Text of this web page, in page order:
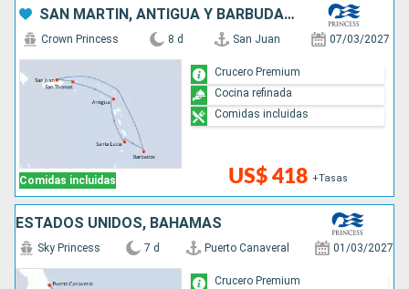
SAN MARTÍN, ANTIGUA Y BARBUDA, SANTA LUCIA, BARBADOS, PUERTO RICO
Comidas incluidas
Crown Princess 8 d San Juan 07/03/2027
US$ 418 +Tasas
Crucero Premium
Cocina refinada
Comidas incluidas
ESTADOS UNIDOS, BAHAMAS
Sky Princess 7 d Puerto Canaveral 01/03/2027
Crucero Premium